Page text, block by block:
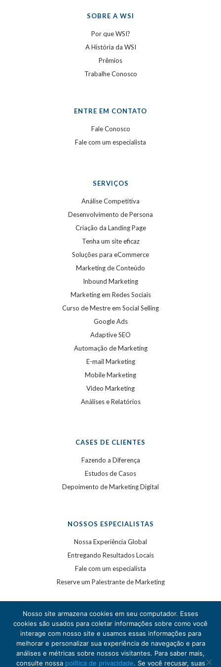
SOBRE A WSI
Por que WSI?
A História da WSI
Prêmios
Trabalhe Conosco
ENTRE EM CONTATO
Fale Conosco
Fale com um especialista
SERVIÇOS
Análise Competitiva
Desenvolvimento de Persona
Criação da Landing Page
Tenha um site eficaz
Soluções para eCommerce
Marketing de Conteúdo
Inbound Marketing
Marketing em Redes Sociais
Curso de Mestre em Social Selling
Google Ads
Adaptive SEO
Automação de Marketing
E-mail Marketing
Mobile Marketing
Video Marketing
Análises e Relatórios
CASES DE CLIENTES
Fazendo a Diferença
Estudos de Casos
Depoimento de Marketing Digital
NOSSOS ESPECIALISTAS
Nossa Experiência Global
Entregando Resultados Locais
Fale com um especialista
Reserve um Palestrante de Marketing
© 2020 WSI. Todos os direitos reservados. WSI é uma
Nosso site armazena cookies em seu computador. Esses
cookies são usados para coletar informações sobre como você
interage com nosso site e usamos essas informações para
melhorar e personalizar sua experiência de navegação e para
análises e métricas sobre nossos visitantes. Para saber mais,
consulte nossa política de privacidade. Se você recusar, suas